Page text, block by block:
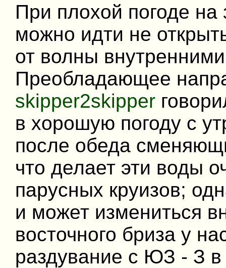
При плохой погоде
можно идти не
от волны
Преобладающее
skipper2skipper
в хорошую погоду с
после обеда
что делает эти воды
парусных круизов;
и может измениться
восточного бриза у
раздувание с ЮЗ - З